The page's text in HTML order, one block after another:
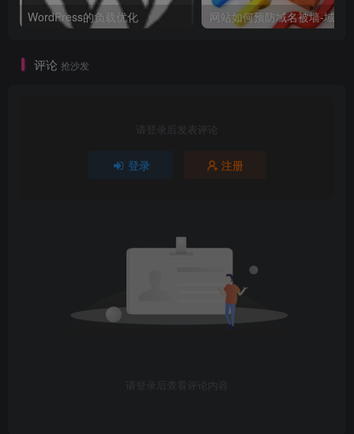
WordPress的负载优化
评论 抢沙发
请登录后发表评论
登录 注册
请登录后查看评论内容